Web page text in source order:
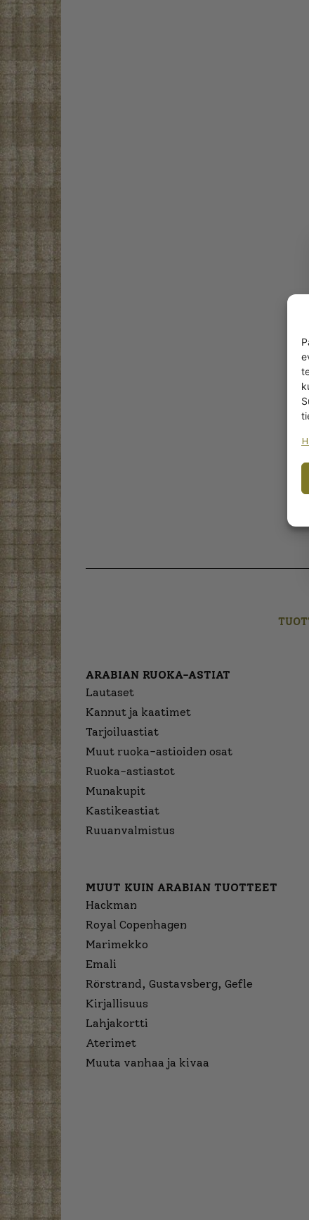
ARABIAN RUOKA-ASTIAT
Lautaset
Kannut ja kaatimet
Tarjoiluastiat
Muut ruoka-astioiden osat
Ruoka-astiastot
Munakupit
Kastikeastiat
Ruuanvalmistus
MUUT KUIN ARABIAN TUOTTEET
Hackman
Royal Copenhagen
Marimekko
Emali
Rörstrand, Gustavsberg, Gefle
Kirjallisuus
Lahjakortti
Aterimet
Muuta vanhaa ja kivaa